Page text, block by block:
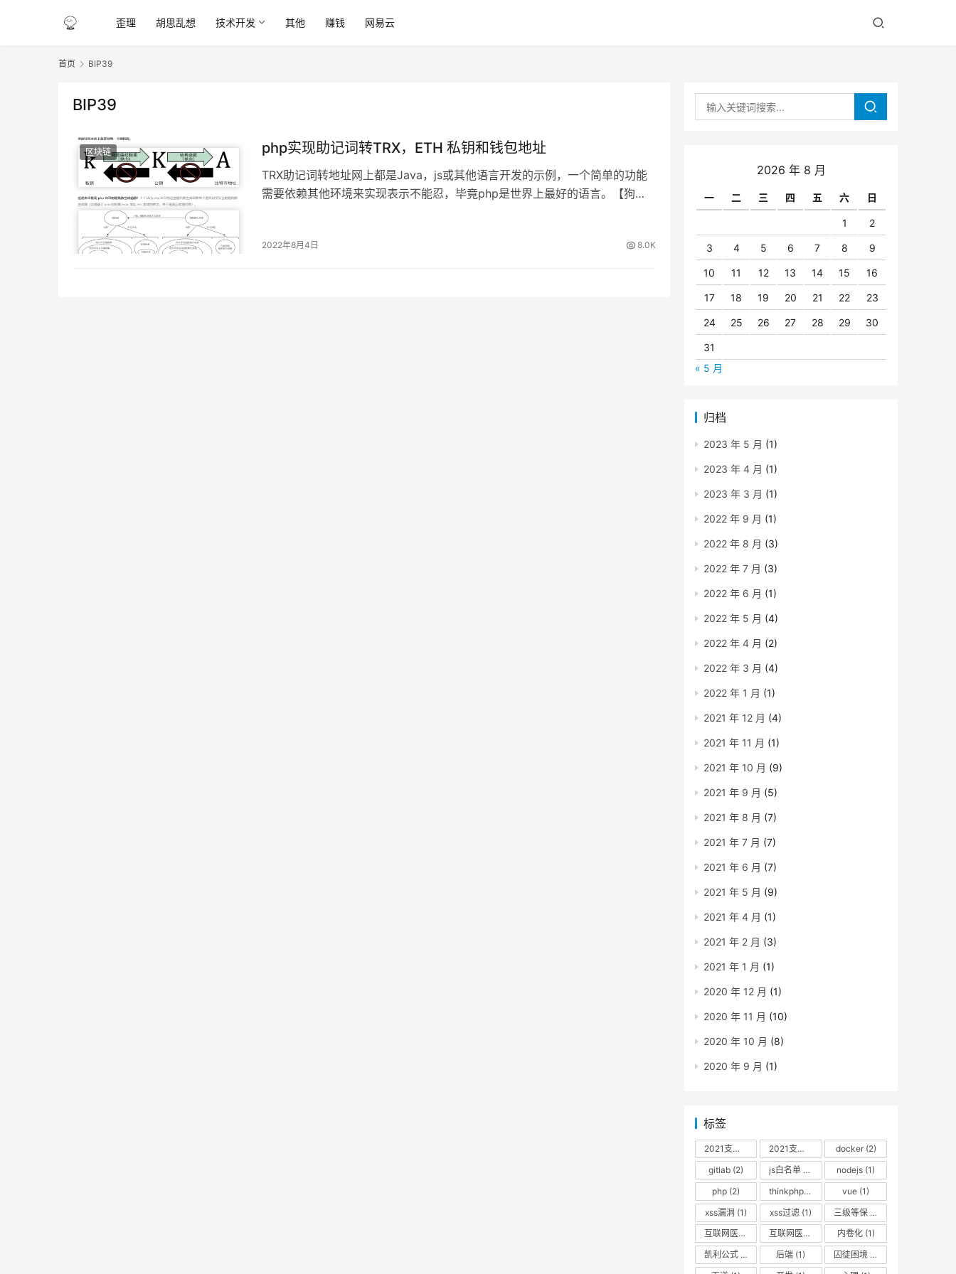
歪理 胡思乱想 技术开发 其他 赚钱 网易云
首页 BIP39
BIP39
区块链 php实现助记词转TRX，ETH 私钥和钱包地址
TRX助记词转地址网上都是Java，js或其他语言开发的示例，一个简单的功能
需要依赖其他环境来实现表示不能忍，毕竟php是世界上最好的语言。【狗
2022年8月4日 8.0K
2026 年 8 月
一 二 三 四 五 六 日
1 2
3 4 5 6 7 8 9
10 11 12 13 14 15 16
17 18 19 20 21 22 23
24 25 26 27 28 29 30
31
« 5 月
归档
2023 年 5 月 (1)
2023 年 4 月 (1)
2023 年 3 月 (1)
2022 年 9 月 (1)
2022 年 8 月 (3)
2022 年 7 月 (3)
2022 年 6 月 (1)
2022 年 5 月 (4)
2022 年 4 月 (2)
2022 年 3 月 (4)
2022 年 1 月 (1)
2021 年 12 月 (4)
2021 年 11 月 (1)
2021 年 10 月 (9)
2021 年 9 月 (5)
2021 年 8 月 (7)
2021 年 7 月 (7)
2021 年 6 月 (7)
2021 年 5 月 (9)
2021 年 4 月 (1)
2021 年 2 月 (3)
2021 年 1 月 (1)
2020 年 12 月 (1)
2020 年 11 月 (10)
2020 年 10 月 (8)
2020 年 9 月 (1)
标签
2021支付宝扫福 (1) 2021支付宝扫福原图 (1)
docker(2)
gitlab (2) js白名单 nodejs (1)
php (2) thinkphp过滤器 vue (1)
xss漏洞 (1) xss过滤 (1) 三级等保
互联网医院+
互联网医院隐私政策 (1)
内卷化(1)
凯利公式
后端 (1) 囚徒困境